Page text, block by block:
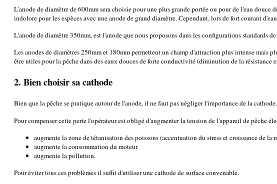
L'anode de diamètre de 600mm sera choisie pour une plus grande portée ou pour de l'eau
indolore pour les espèces avec une anode de grand diamètre. Cependant, lors de fort courant
L'anode de diamètre 350mm, est l'anode que nous proposons dans les configurations standards
Les anodes de diamètres 250mm et 180mm permettent un champ d'attraction plus intense mais
être utiles pour la pêche dans des eaux douces de forte conductivité (diminution de la résistance
2. Bien choisir sa cathode
Bien que la pêche se pratique autour de l'anode, il ne faut pas négliger l'importance de la
Pour compenser cette perte l'opérateur est obligé d'augmenter la tension de l'appareil de pêche
augmente la zone de tétanisation des poissons (accentuation du stress et croissance de la
augmente la consommation du moteur
augmente la pollution.
Pour éviter tous ces problèmes il suffit d'utiliser une cathode de surface convenable.